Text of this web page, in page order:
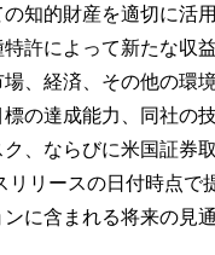
知的財産を適切に活
許によって新たな収
、経済、その他の環
の達成能力、同社の
、ならびに米国証券
リースの日付時点
に含まれる将来の見